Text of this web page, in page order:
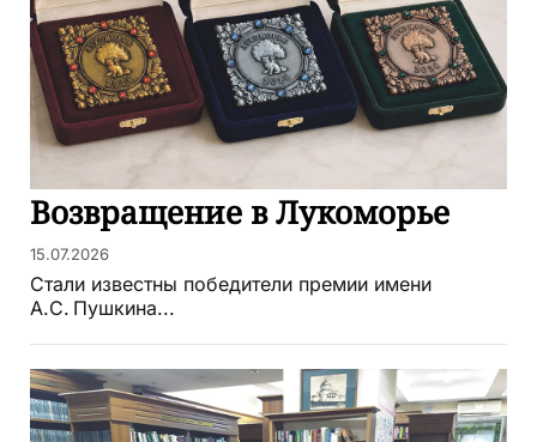
Возвращение в Лукоморье
15.07.2026
Стали известны победители премии имени
А.С. Пушкина...